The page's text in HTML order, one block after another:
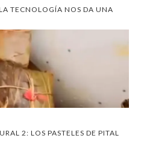
TECNOLOGÍA NOS DA UNA
2: LOS PASTELES DE PITAL